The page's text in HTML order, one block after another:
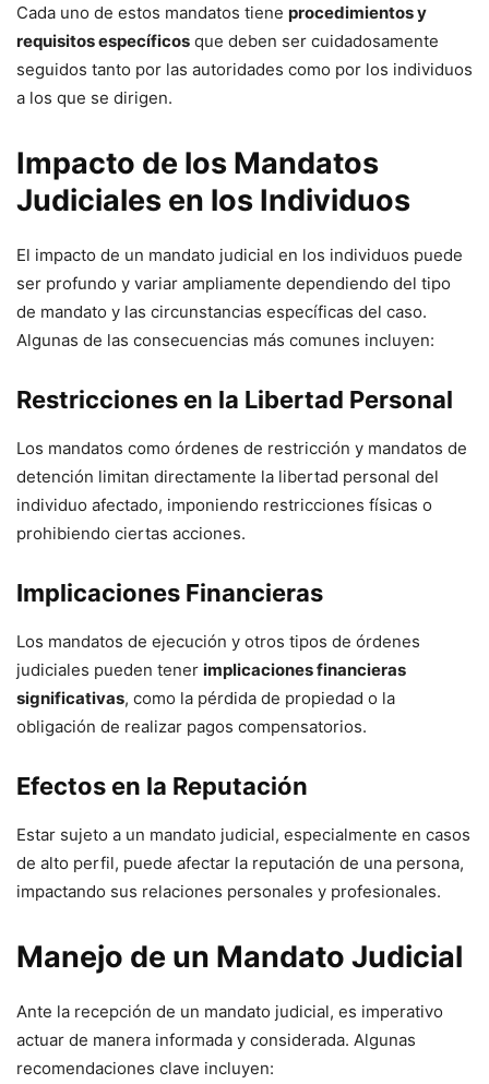
Cada uno de estos mandatos tiene procedimientos y
requisitos específicos que deben ser cuidadosamente
seguidos tanto por las autoridades como por los individuos
a los que se dirigen.
Impacto de los Mandatos
Judiciales en los Individuos
El impacto de un mandato judicial en los individuos puede
ser profundo y variar ampliamente dependiendo del tipo
de mandato y las circunstancias específicas del caso.
Algunas de las consecuencias más comunes incluyen:
Restricciones en la Libertad Personal
Los mandatos como órdenes de restricción y mandatos de
detención limitan directamente la libertad personal del
individuo afectado, imponiendo restricciones físicas o
prohibiendo ciertas acciones.
Implicaciones Financieras
Los mandatos de ejecución y otros tipos de órdenes
judiciales pueden tener implicaciones financieras
significativas, como la pérdida de propiedad o la
obligación de realizar pagos compensatorios.
Efectos en la Reputación
Estar sujeto a un mandato judicial, especialmente en casos
de alto perfil, puede afectar la reputación de una persona,
impactando sus relaciones personales y profesionales.
Manejo de un Mandato Judicial
Ante la recepción de un mandato judicial, es imperativo
actuar de manera informada y considerada. Algunas
recomendaciones clave incluyen: